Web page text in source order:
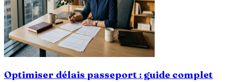
Optimiser délais passeport : guide complet